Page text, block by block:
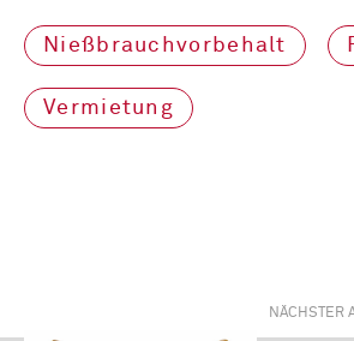
Nießbrauchvorbehalt
Vermietung
NÄCHSTER